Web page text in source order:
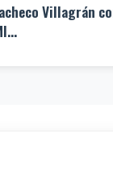
Villagrán